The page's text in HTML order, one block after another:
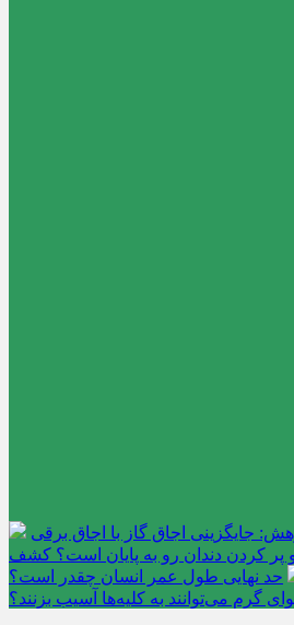
جایگزینی اجاق گاز با اجاق برقی
و پر کردن دندان رو به پایان است؟ کشف
حد نهایی طول عمر انسان چقدر است؟
گرم می‌توانند به کلیه‌ها آسیب بزنند؟